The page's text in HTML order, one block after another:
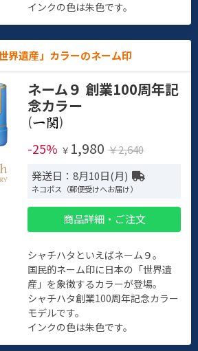
インクの色は朱色です。
界遺産」カラーのネーム印
ネーム９ 創業100周年記
念カラー
(
)
-25% ￥ 1,980 ￥2,640
発送日：8月10日(月)
ネコポス（郵便受けへお届け）
商品詳細・ご注文
シャチハタといえばネーム９。
国民的ネーム印に日本の「世界遺
産」を象徴するカラーが登場。
シャチハタ創業100周年記念カラー
モデルです。
インクの色は朱色です。